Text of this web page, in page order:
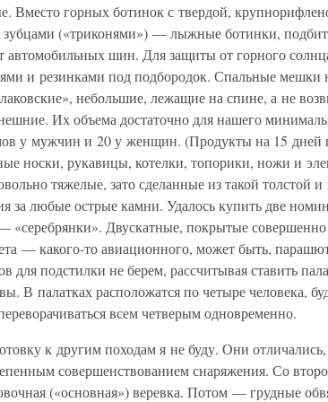
Вместо горных ботинок с твердой,
зубцами («триконями») — лыжные ботинки,
автомобильных шин. Для защиты от горного
и резинками под подбородок. Спальные мешки
небольшие, лежащие на спине, а не
Их объема достаточно для нашего
у мужчин и 20 у женщин. (Продукты на 15 дней
носки, рукавицы, котелки, топорики, ножи и
тяжелые, зато сделанные из такой толстой
за любые острые камни. Удалось купить две
«серебрянки». Двускатные, покрытые
— какого-то авиационного, может быть,
для подстилки не берем, рассчитывая ставить
В палатках расположатся по четыре человека,
всем четверым одновременно.
к другим походам я не буду. Они
совершенствованием снаряжения. Со
(«основная») веревка. Потом — грудные